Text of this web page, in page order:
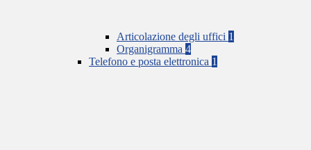
Articolazione degli uffici 1
Organigramma 4
Telefono e posta elettronica 1